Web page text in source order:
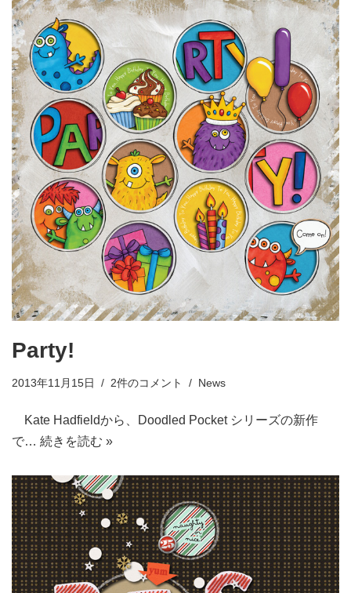
Party!
2013年11月15日 2件のコメント News
Kate Hadfieldから、Doodled Pocket シリーズの新作
で… 続きを読む »